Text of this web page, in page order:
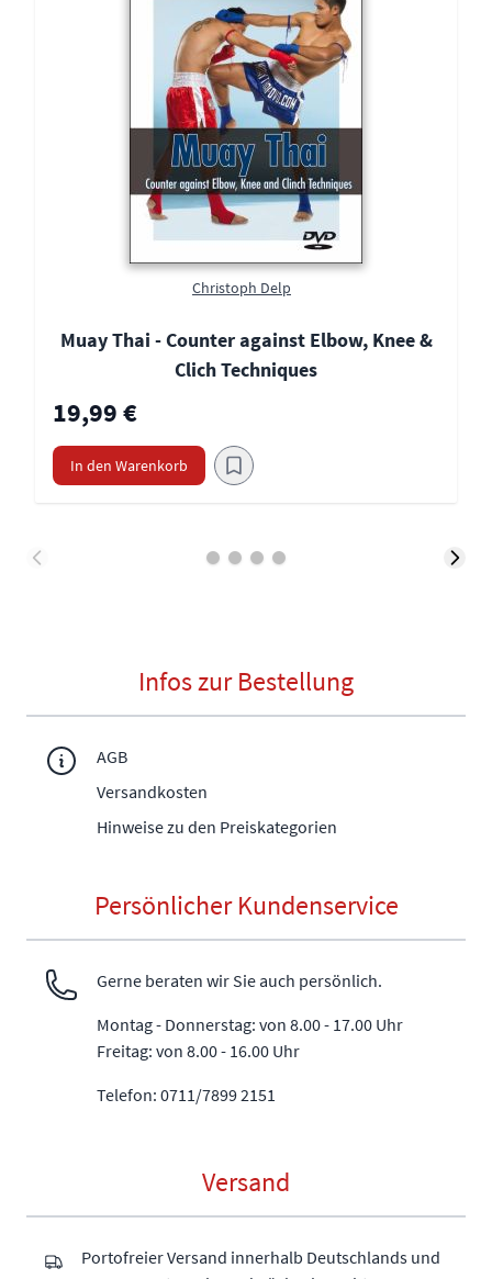
Christoph Delp
Muay Thai - Counter against Elbow, Knee &
Clich Techniques
19,99 €
In den Warenkorb
Infos zur Bestellung
AGB
Versandkosten
Hinweise zu den Preiskategorien
Persönlicher Kundenservice
Gerne beraten wir Sie auch persönlich.
Montag - Donnerstag: von 8.00 - 17.00 Uhr
Freitag: von 8.00 - 16.00 Uhr
Telefon: 0711/7899 2151
Versand
Portofreier Versand innerhalb Deutschlands und